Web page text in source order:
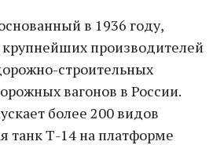
в 1936 году,
производителей
строительных
вагонов в России.
более 200 видов
танк Т-14 на платформе